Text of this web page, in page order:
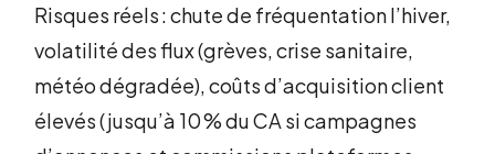
Risques réels : chute de fréquentation l’hiver,
volatilité des flux (grèves, crise sanitaire,
météo dégradée), coûts d’acquisition client
élevés (jusqu’à 10 % du CA si campagnes